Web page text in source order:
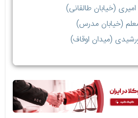
(خیابان طالقانی)
(خیابان مدرس)
(میدان اوقاف)